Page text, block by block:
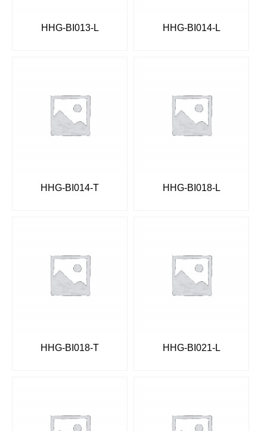
HHG-BI013-L HHG-BI014-L
HHG-BI014-T HHG-BI018-L
HHG-BI018-T HHG-BI021-L